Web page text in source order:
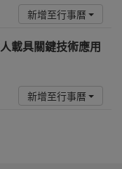
新增至行事曆
載具關鍵技術應用
新增至行事曆